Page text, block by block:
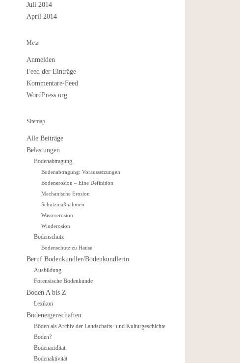
Juli 2014
April 2014
Meta
Anmelden
Feed der Einträge
Kommentare-Feed
WordPress.org
Sitemap
Alle Beiträge
Belastungen
Bodenabtragung
Bodenabtragung: Voraussetzungen
Bodenerosion – Eine Definition
Mechanische Erosion
Schutzmaßnahmen
Wassererosion
Winderosion
Bodenschutz
Bodenschutz zu Hause
Beruf Bodenkundler/Bodenkundlerin
Ausbildung
Forensische Bodenkunde
Boden A bis Z
Lexikon
Bodeneigenschaften
Böden als Archiv der Landschafts- und Kulturgeschichte
Boden?
Bodenacidität
Bodenaktivität